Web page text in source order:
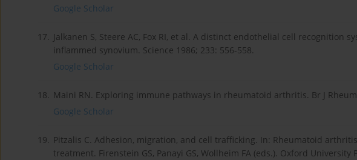
Google Scholar
17. Jalkanen S, Steere AC, Fox RI, et al. A distinct endothelial cell recognition
inflammed synovium. Science 1986; 233: 556-558.
Google Scholar
18. Maini RN. Exploring immune pathways in rheumatoid arthritis. Br J
Google Scholar
19. Pitzalis C. Adhesion, migration, and cell trafficking. In: Rheumatoid
treatment. Firenstein GS, Panayi GS, Wollheim FA (eds.). Oxford University